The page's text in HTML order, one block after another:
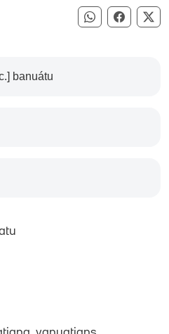
Compartir
banuátu